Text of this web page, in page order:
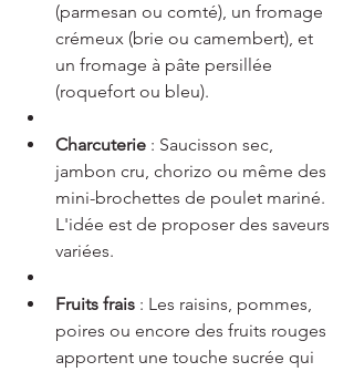
(parmesan ou comté), un fromage
crémeux (brie ou camembert), et
un fromage à pâte persillée
(roquefort ou bleu).
Charcuterie : Saucisson sec,
jambon cru, chorizo ou même des
mini-brochettes de poulet mariné.
L'idée est de proposer des saveurs
variées.
Fruits frais : Les raisins, pommes,
poires ou encore des fruits rouges
apportent une touche sucrée qui